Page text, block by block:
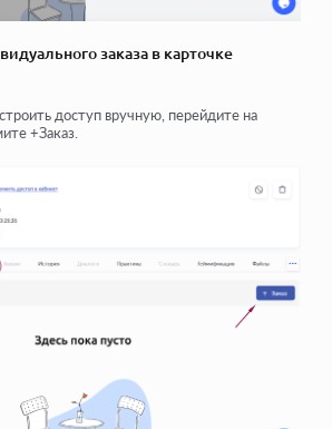
заказа в карточке
доступ вручную, перейдите на
+Заказ.